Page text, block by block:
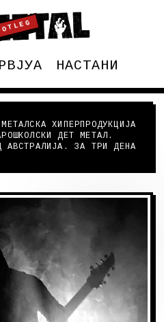
НАСТАНИ
ХИПЕРПРОДУКЦИЈА
ДЕТ МЕТАЛ.
АВСТРАЛИЈА. ЗА ТРИ ДЕНА